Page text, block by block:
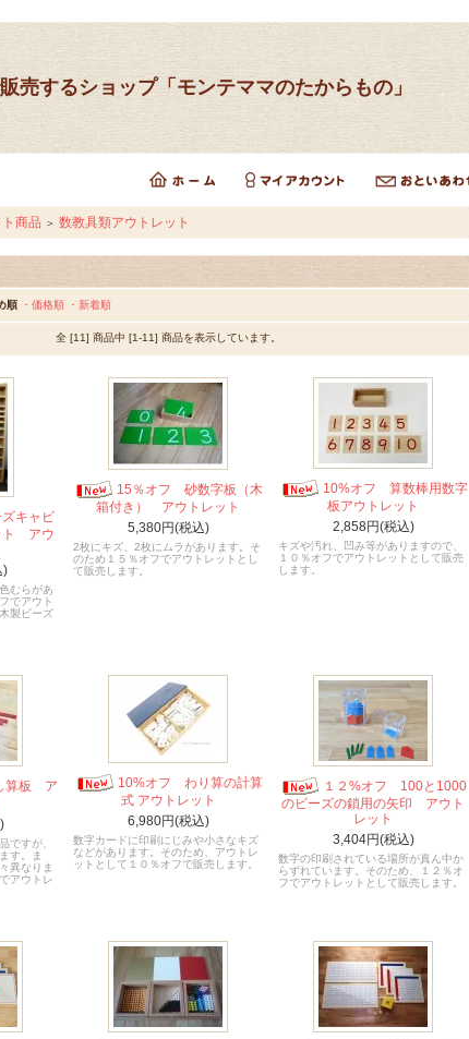
売するショップ「モンテママのたからもの」
商品 ＞ 数教具類アウトレット
順 ・価格順 ・新着順
全 [11] 商品中 [1-11] 商品を表示しています。
キャビ
ト アウ
)
むらがあ
でアウト
製ビーズ
15％オフ 砂数字板（木
箱付き） アウトレット
5,380円(税込)
2枚にキズ、2枚にムラがあります。そ
のため１５％オフでアウトレットとし
て販売します。
10%オフ 算数棒用数字
板アウトレット
2,858円(税込)
キズや汚れ、凹み等がありますので、
１０％オフでアウトレットとして販売
します。
算板 ア
ですが、
す。ま
異なりま
アウトレ
10%オフ わり算の計算
式 アウトレット
6,980円(税込)
数字カードに印刷にじみや小さなキズ
などがあります。そのため、アウトレ
ットとして１０％オフで販売します。
１２%オフ 100と1000
のビーズの鎖用の矢印 アウト
レット
3,404円(税込)
数字の印刷されている場所が真ん中か
らずれています。そのため、１２％オ
フでアウトレットとして販売します。